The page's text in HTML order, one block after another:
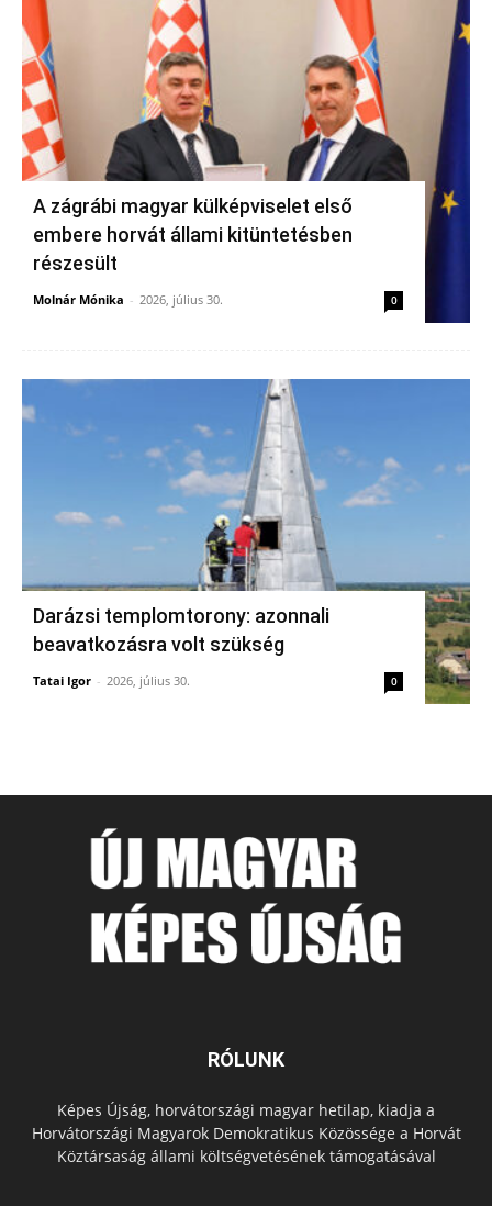
A zágrábi magyar külképviselet első
embere horvát állami kitüntetésben
részesült
Molnár Mónika - 2026, július 30. 0
Darázsi templomtorony: azonnali
beavatkozásra volt szükség
Tatai Igor - 2026, július 30. 0
RÓLUNK
Képes Újság, horvátországi magyar hetilap, kiadja a
Horvátországi Magyarok Demokratikus Közössége a Horvát
Köztársaság állami költségvetésének támogatásával